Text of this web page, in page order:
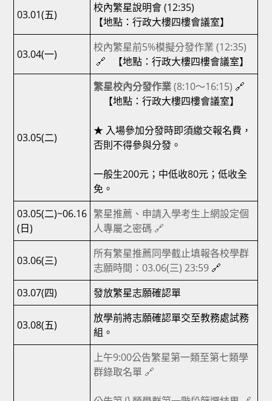
03.01(五)
校內繁星說明會 (12:35)
【地點：行政大樓四樓會議室】
03.04(一)
校內繁星前5%模擬分發作業 (12:35)
🔗 【地點：行政大樓四樓會議室】
03.05(二)
繁星校內分發作業(8:10～16:15) 🔗
【地點：行政大樓四樓會議室】
★ 入場參加分發時即須繳交報名費，
否則不得參與分發。
一般生200元；中低收80元；低收全
免。
03.05(二)~06.16
(日)
繁星推薦、申請入學考生上網設定個
人專屬之密碼 🔗
03.06(三)
所有繁星推薦同學截止填報各校學群
志願時間：03.06(三) 23:59 🔗
03.07(四)
發放繁星志願確認單
03.08(五)
放學前將志願確認單交至教務處試務
組。
上午9:00公告繁星第一類至第七類學
群錄取名單 🔗